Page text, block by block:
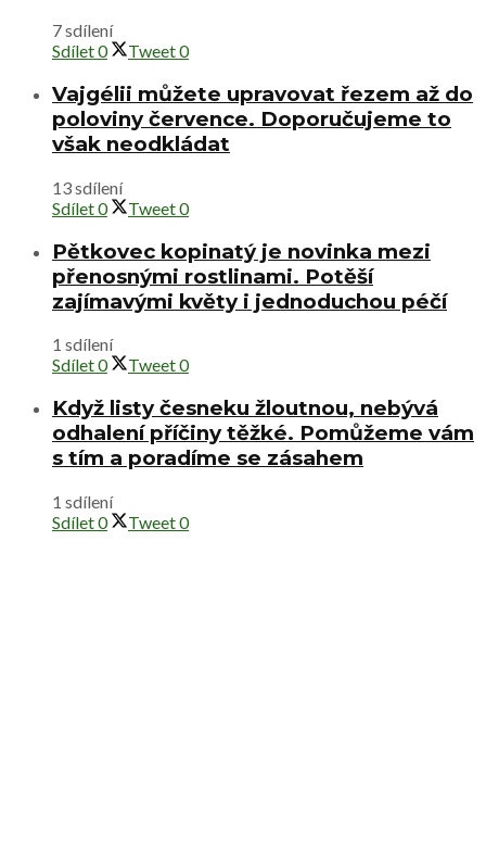
7 sdílení
Sdílet0 Tweet0
Vajgélii můžete upravovat řezem až do
poloviny července. Doporučujeme to
však neodkládat
13 sdílení
Sdílet0 Tweet0
Pětkovec kopinatý je novinka mezi
přenosnými rostlinami. Potěší
zajímavými květy i jednoduchou péčí
1 sdílení
Sdílet0 Tweet0
Když listy česneku žloutnou, nebývá
odhalení příčiny těžké. Pomůžeme vám
s tím a poradíme se zásahem
1 sdílení
Sdílet0 Tweet0